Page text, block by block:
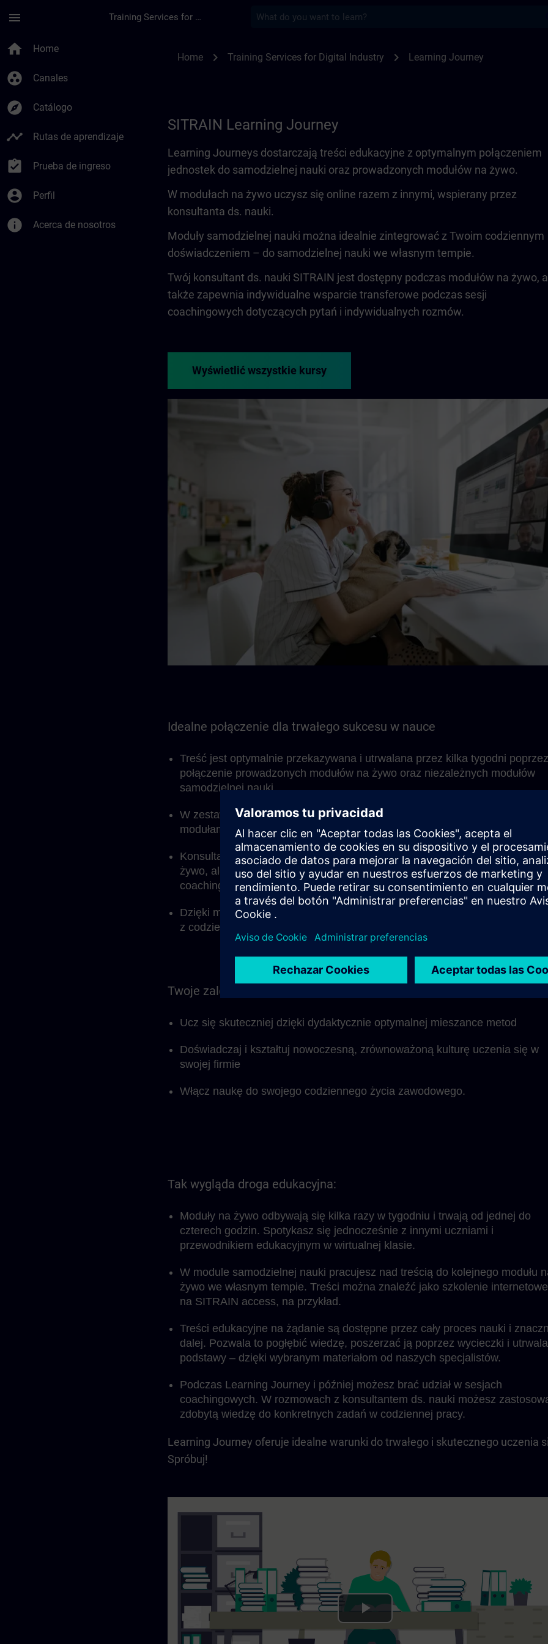
menu Training Services for Digital Industries
home Home
group_work Canales
explore Catálogo
timeline Rutas de aprendizaje
assignment_turned_in Prueba de ingreso
account_circle Perfil
info Acerca de nosotros
Home chevron_right Training Services for Digital Industry chevron_right Learning Journey
SITRAIN Learning Journey
Learning Journeys dostarczają treści edukacyjne z optymalnym połączeniem
jednostek do samodzielnej nauki oraz prowadzonych modułów na żywo.
W modułach na żywo uczysz się online razem z innymi, wspierany przez
konsultanta ds. nauki.
Moduły samodzielnej nauki można idealnie zintegrować z Twoim codziennym
doświadczeniem – do samodzielnej nauki we własnym tempie.
Twój konsultant ds. nauki SITRAIN jest dostępny podczas modułów na żywo, a
także zapewnia indywidualne wsparcie transferowe podczas sesji
coachingowych dotyczących pytań i indywidualnych rozmów.
Wyświetlić wszystkie kursy
Idealne połączenie dla trwałego sukcesu w nauce
Treść jest optymalnie przekazywana i utrwalana przez kilka tygodni poprzez
połączenie prowadzonych modułów na żywo oraz niezależnych modułów
samodzielnej nauki.
W zestawie znajduje się Learning Membership umożliwiające pracę nad
modułami samodzielnej nauki oraz dostęp do treści na żądanie.
Konsultant ds. nauki SITRAIN jest oczywiście dostępny podczas modułów
żywo, ale także do pytań i indywidualnych rozmów podczas sesji
coachingowych.
Dzięki modułowej strukturze jednostki edukacyjne można idealnie
z codzienną pracą i dostosować do własnego tempa nauki.
Twoje zalety w pierwszym spojrzeniu
Ucz się skuteczniej dzięki dydaktycznie optymalnej mieszance metod
Doświadczaj i kształtuj nowoczesną, zrównoważoną kulturę uczenia się w
swojej firmie
Włącz naukę do swojego codziennego życia zawodowego.
Tak wygląda droga edukacyjna:
Moduły na żywo odbywają się kilka razy w tygodniu i trwają od jednej do
czterech godzin. Spotykasz się jednocześnie z innymi uczniami i
przewodnikiem edukacyjnym w wirtualnej klasie.
W module samodzielnej nauki pracujesz nad treścią do kolejnego modułu
żywo we własnym tempie. Treści można znaleźć jako szkolenie internetowe
na SITRAIN access, na przykład.
Treści edukacyjne na żądanie są dostępne przez cały proces nauki i
dalej. Pozwala to pogłębić wiedzę, poszerzać ją poprzez wycieczki i
podstawy – dzięki wybranym materiałom od naszych specjalistów.
Podczas Learning Journey i później możesz brać udział w sesjach
coachingowych. W rozmowach z konsultantem ds. nauki możesz
zdobytą wiedzę do konkretnych zadań w codziennej pracy.
Learning Journey oferuje idealne warunki do trwałego i skutecznego uczenia
Spróbuj!
Play